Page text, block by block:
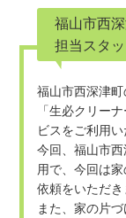
福山市西
担当スタ
福山市西深津
「生必クリー
ビスをご利用
今回、福山市
用で、今回は
依頼をいただき
また、家の片